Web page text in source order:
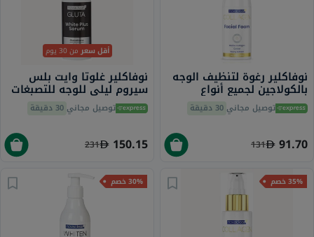
نوفاكلير رغوة لتنظيف الوجه
بالكولاجين لجميع أنواع
البشرة 100 ملتوصيل مجاني 30 دقيقة
91.70
131
أقل سعر من 30 يوم
نوفاكلير غلوتا وايت بلس
سيروم ليلي للوجه للتصبغات
والبقع الداكنة 30 مل
توصيل مجاني 30 دقيقة
150.15
231
35% خصم 30% خصم